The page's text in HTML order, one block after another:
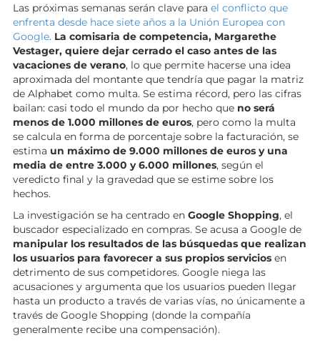
Las próximas semanas serán clave para el conflicto que
enfrenta desde hace siete años a la Unión Europea con
Google. La comisaria de competencia, Margarethe
Vestager, quiere dejar cerrado el caso antes de las
vacaciones de verano, lo que permite hacerse una idea
aproximada del montante que tendría que pagar la matriz
de Alphabet como multa. Se estima récord, pero las cifras
bailan: casi todo el mundo da por hecho que no será
menos de 1.000 millones de euros, pero como la multa
se calcula en forma de porcentaje sobre la facturación, se
estima un máximo de 9.000 millones de euros y una
media de entre 3.000 y 6.000 millones, según el
veredicto final y la gravedad que se estime sobre los
hechos.
La investigación se ha centrado en Google Shopping, el
buscador especializado en compras. Se acusa a Google de
manipular los resultados de las búsquedas que realizan
los usuarios para favorecer a sus propios servicios en
detrimento de sus competidores. Google niega las
acusaciones y argumenta que los usuarios pueden llegar
hasta un producto a través de varias vías, no únicamente a
través de Google Shopping (donde la compañía
generalmente recibe una compensación).